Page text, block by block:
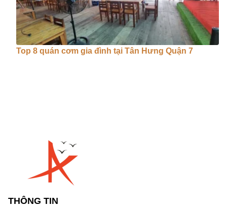
Top 8 quán cơm gia đình tại Tân Hưng Quận 7
THÔNG TIN